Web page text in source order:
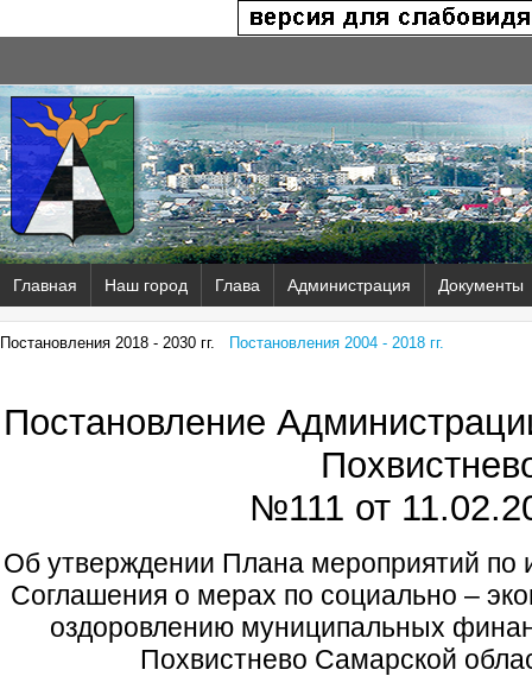
Главная Наш город Глава Администрация Документы
Постановления 2018 - 2030 гг. Постановления 2004 - 2018 гг.
Постановление
№111 от
Об утверждении Плана мероприятий по
Соглашения о мерах по социально –
оздоровлению муниципальных
Похвистнево Самарской